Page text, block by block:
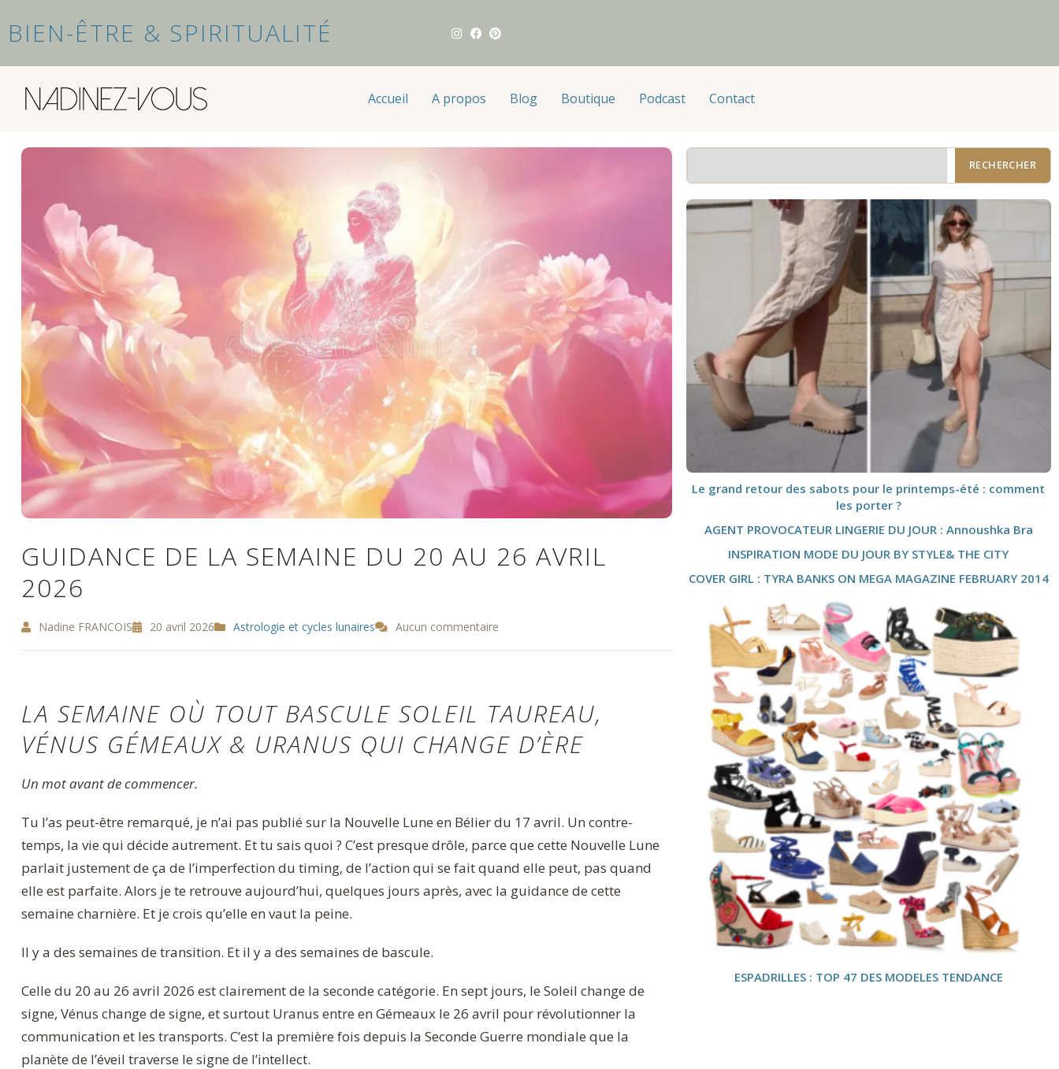
BIEN-ÊTRE & SPIRITUALITÉ
Accueil A propos Blog Boutique Podcast Contact
GUIDANCE DE LA SEMAINE DU 20 AU 26 AVRIL
2026
Nadine FRANCOIS 20 avril 2026 Astrologie et cycles lunaires Aucun commentaire
LA SEMAINE OÙ TOUT BASCULE SOLEIL TAUREAU,
VÉNUS GÉMEAUX & URANUS QUI CHANGE D’ÈRE
Un mot avant de commencer.
Tu l’as peut-être remarqué, je n’ai pas publié sur la Nouvelle Lune en Bélier du 17 avril. Un contre-
temps, la vie qui décide autrement. Et tu sais quoi ? C’est presque drôle, parce que cette Nouvelle Lune
parlait justement de ça de l’imperfection du timing, de l’action qui se fait quand elle peut, pas quand
elle est parfaite. Alors je te retrouve aujourd’hui, quelques jours après, avec la guidance de cette
semaine charnière. Et je crois qu’elle en vaut la peine.
Il y a des semaines de transition. Et il y a des semaines de bascule.
Celle du 20 au 26 avril 2026 est clairement de la seconde catégorie. En sept jours, le Soleil change de
signe, Vénus change de signe, et surtout Uranus entre en Gémeaux le 26 avril pour révolutionner la
communication et les transports. C’est la première fois depuis la Seconde Guerre mondiale que la
planète de l’éveil traverse le signe de l’intellect.
RECHERCHER
Le grand retour des sabots pour le printemps-été : comment
les porter ?
AGENT PROVOCATEUR LINGERIE DU JOUR : Annoushka Bra
INSPIRATION MODE DU JOUR BY STYLE& THE CITY
COVER GIRL : TYRA BANKS ON MEGA MAGAZINE FEBRUARY 2014
ESPADRILLES : TOP 47 DES MODELES TENDANCE